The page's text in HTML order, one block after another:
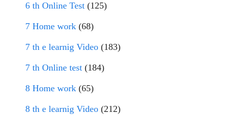
6 th Online Test (125)
7 Home work (68)
7 th e learnig Video (183)
7 th Online test (184)
8 Home work (65)
8 th e learnig Video (212)